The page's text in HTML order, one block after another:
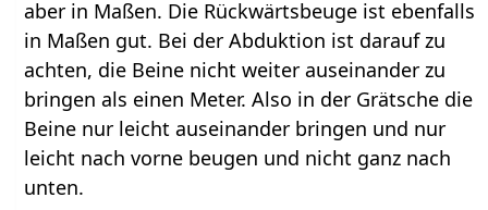
aber in Maßen. Die Rückwärtsbeuge ist ebenfalls
in Maßen gut. Bei der Abduktion ist darauf zu
achten, die Beine nicht weiter auseinander zu
bringen als einen Meter. Also in der Grätsche die
Beine nur leicht auseinander bringen und nur
leicht nach vorne beugen und nicht ganz nach
unten.